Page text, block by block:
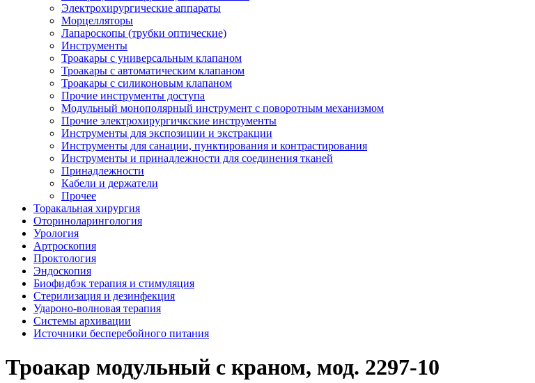
Электрохирургические аппараты
Морцелляторы
Лапароскопы (трубки оптические)
Инструменты
Троакары с универсальным клапаном
Троакары с автоматическим клапаном
Троакары с силиконовым клапаном
Прочие инструменты доступа
Модульный монополярный инструмент с поворотным механизмом
Прочие электрохирургичкские инструменты
Инструменты для экспозиции и экстракции
Инструменты для санации, пунктирования и контрастирования
Инструменты и принадлежности для соединения тканей
Принадлежности
Кабели и держатели
Прочее
Торакальная хирургия
Оториноларингология
Урология
Артроскопия
Проктология
Эндоскопия
Биофидбэк терапия и стимуляция
Стерилизация и дезинфекция
Удароно-волновая терапия
Системы архивации
Источники бесперебойного питания
Троакар модульный с краном, мод. 2297-10